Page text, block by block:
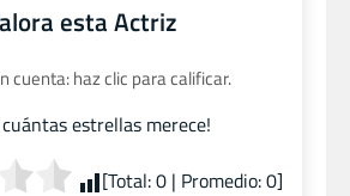
esta Actriz
cuenta: haz clic para calificar.
cuántas estrellas merece!
[Total:0| Promedio:0]